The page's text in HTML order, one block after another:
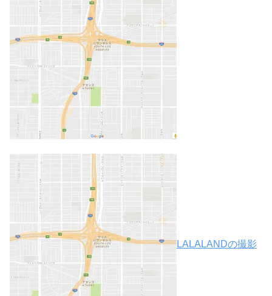
LALALANDの撮影